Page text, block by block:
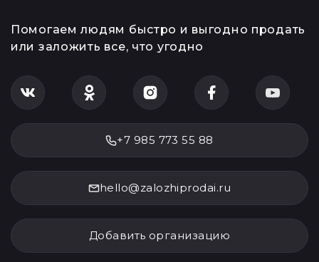
Помогаем людям быстро и выгодно продать
или заложить все, что угодно
+7 985 773 55 88
hello@zalozhiprodai.ru
Добавить организацию